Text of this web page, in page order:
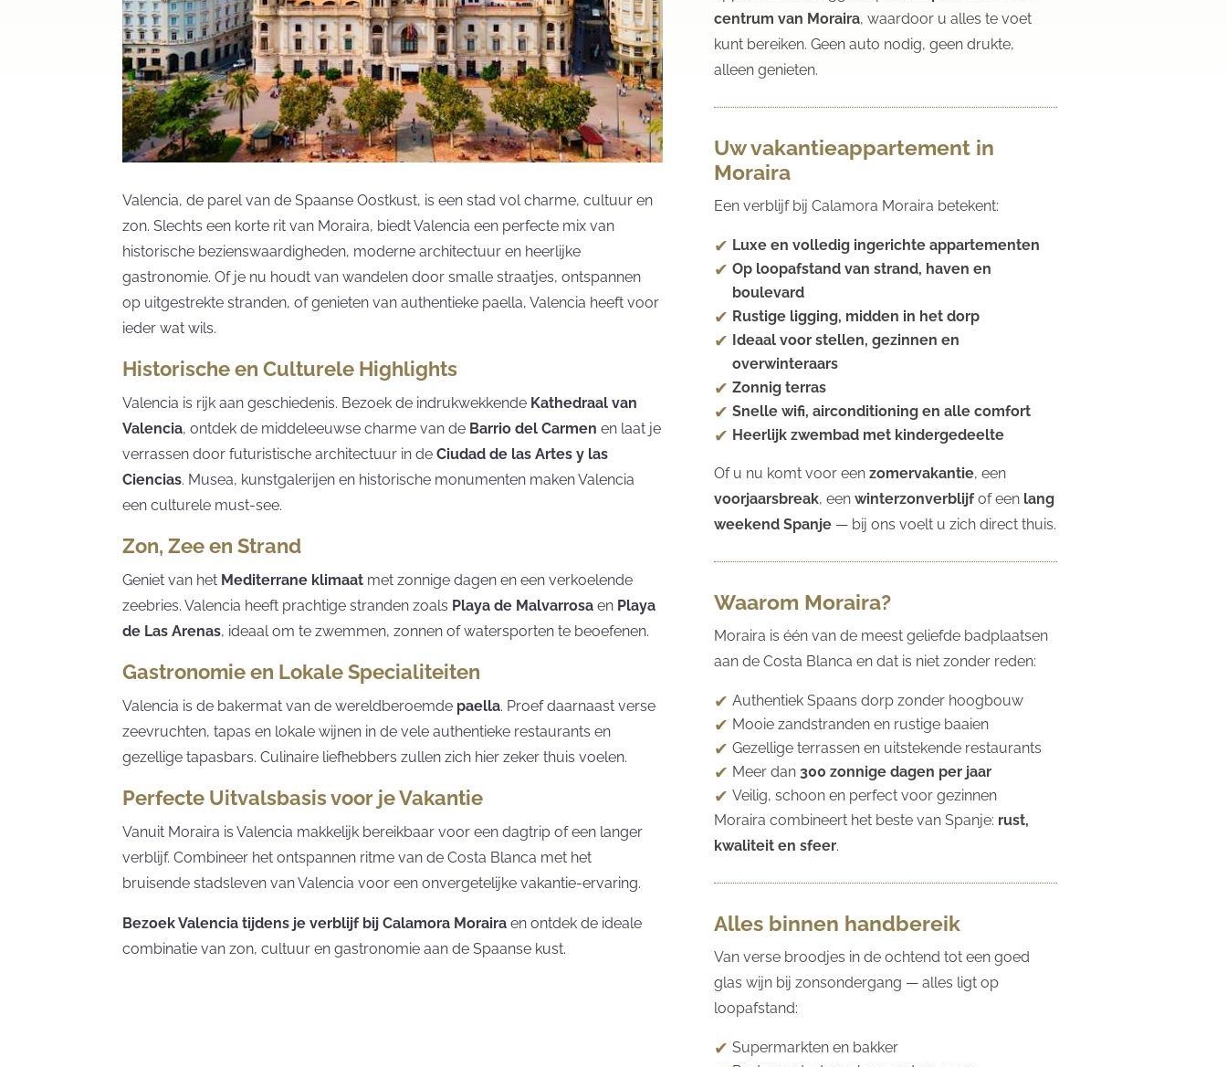
Valencia, de parel van de Spaanse Oostkust, is een stad vol charme, cultuur en
zon. Slechts een korte rit van Moraira, biedt Valencia een perfecte mix van
historische bezienswaardigheden, moderne architectuur en heerlijke
gastronomie. Of je nu houdt van wandelen door smalle straatjes, ontspannen
op uitgestrekte stranden, of genieten van authentieke paella, Valencia heeft voor
ieder wat wils.
Historische en Culturele Highlights
Valencia is rijk aan geschiedenis. Bezoek de indrukwekkende Kathedraal van
Valencia, ontdek de middeleeuwse charme van de Barrio del Carmen en laat je
verrassen door futuristische architectuur in deCiudad de las Artes y las
Ciencias. Musea, kunstgalerijen en historische monumenten maken Valencia
een culturele must-see.
Zon, Zee en Strand
Geniet van het Mediterrane klimaat met zonnige dagen en een verkoelende
zeebries. Valencia heeft prachtige stranden zoals Playa de Malvarrosa en Playa
de Las Arenas, ideaal om te zwemmen, zonnen of watersporten te beoefenen.
Gastronomie en Lokale Specialiteiten
Valencia is de bakermat van de wereldberoemde paella. Proef daarnaast verse
zeevruchten, tapas en lokale wijnen in de vele authentieke restaurants en
gezellige tapasbars. Culinaire liefhebbers zullen zich hier zeker thuis voelen.
Perfecte Uitvalsbasis voor je Vakantie
Vanuit Moraira is Valencia makkelijk bereikbaar voor een dagtrip of een langer
verblijf. Combineer het ontspannen ritme van de Costa Blanca met het
bruisende stadsleven van Valencia voor een onvergetelijke vakantie-ervaring.
Bezoek Valencia tijdens je verblijf bij Calamora Moraira en ontdek de ideale
combinatie van zon, cultuur en gastronomie aan de Spaanse kust.
centrum van Moraira, waardoor u alles te voet
kunt bereiken. Geen auto nodig, geen drukte,
alleen genieten.
Uw vakantieappartement in
Moraira
Een verblijf bij Calamora Moraira betekent:
Luxe en volledig ingerichte appartementen
Op loopafstand van strand, haven en
boulevard
Rustige ligging, midden in het dorp
Ideaal voor stellen, gezinnen en
overwinteraars
Zonnig terras
Snelle wifi, airconditioning en alle comfort
Heerlijk zwembad met kindergedeelte
Of u nu komt voor eenzomervakantie, een
voorjaarsbreak, eenwinterzonverblijfof een lang
weekend Spanje — bij ons voelt u zich direct thuis.
Waarom Moraira?
Moraira is één van de meest geliefde badplaatsen
aan de Costa Blanca en dat is niet zonder reden:
Authentiek Spaans dorp zonder hoogbouw
Mooie zandstranden en rustige baaien
Gezellige terrassen en uitstekende restaurants
Meer dan300 zonnige dagen per jaar
Veilig, schoon en perfect voor gezinnen
Moraira combineert het beste van Spanje: rust,
kwaliteit en sfeer.
Alles binnen handbereik
Van verse broodjes in de ochtend tot een goed
glas wijn bij zonsondergang — alles ligt op
loopafstand:
Supermarkten en bakker